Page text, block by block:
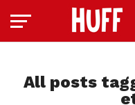
All posts